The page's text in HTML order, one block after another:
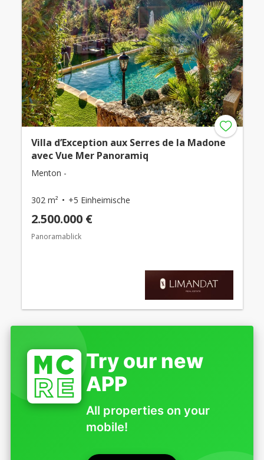
Villa d’Exception aux Serres de la Madone
avec Vue Mer Panoramiq
Menton -
302 m² +5 Einheimische
2.500.000 €
Panoramablick
Try our new
APP
All properties on your
mobile!